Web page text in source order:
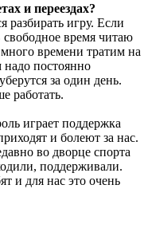
и переездах?
разбирать игру. Если
время читаю
времени тратим на
надо постоянно
за один день.
работать.
играет поддержка
и болеют за нас.
во дворце спорта
поддерживали.
и для нас это очень